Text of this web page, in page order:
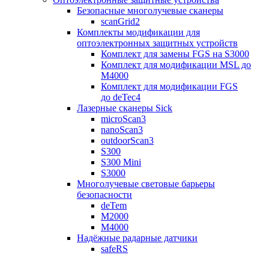
Безопасные многолучевые сканеры
scanGrid2
Комплекты модификации для
оптоэлектронных защитных устройств
Комплект для замены FGS на S3000
Комплект для модификации MSL до
M4000
Комплект для модификации FGS
до deTec4
Лазерные сканеры Sick
microScan3
nanoScan3
outdoorScan3
S300
S300 Mini
S3000
Многолучевые световые барьеры
безопасности
deTem
M2000
M4000
Надёжные радарные датчики
safeRS